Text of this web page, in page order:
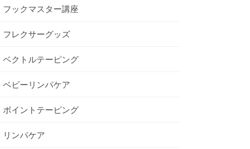
フックマスター講座
フレクサーグッズ
ベクトルテーピング
ベビーリンパケア
ポイントテーピング
リンパケア